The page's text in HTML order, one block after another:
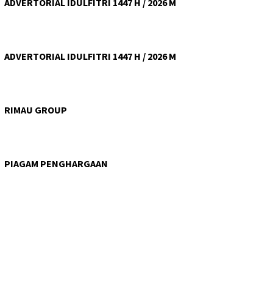
ADVERTORIAL IDULFITRI 1447 H / 2026 M
RIMAU GROUP
PIAGAM PENGHARGAAN